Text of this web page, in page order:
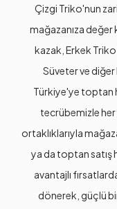
Çizgi Triko'nun
mağazanıza
kazak, Erkek
Süveter ve diğer
Türkiye'ye toptan
tecrübemizle her
ortaklıklarıyla
ya da toptan satış
avantajlı
dönerek, güçlü bir